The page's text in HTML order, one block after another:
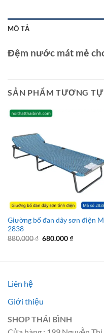
MÔ TẢ
Đệm nước mát mẻ
SẢN PHẨM TƯƠNG TỰ
Giường bố đan dây sơn điện
2838
880.000₫ Giá
680.000₫Giá
Liên hệ
Giới thiệu
SHOP THÁI BÌNH